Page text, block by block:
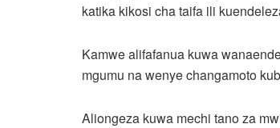
katika kikosi cha taifa ili
Kamwe alifafanua kuwa
mgumu na wenye changamoto
Aliongeza kuwa mechi tano za